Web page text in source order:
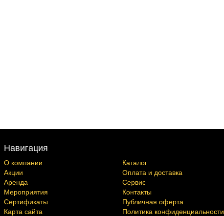
Навигация
О компании
Каталог
Акции
Оплата и доставка
Аренда
Сервис
Мероприятия
Контакты
Сертификаты
Публичная оферта
Карта сайта
Политика конфиденциальности